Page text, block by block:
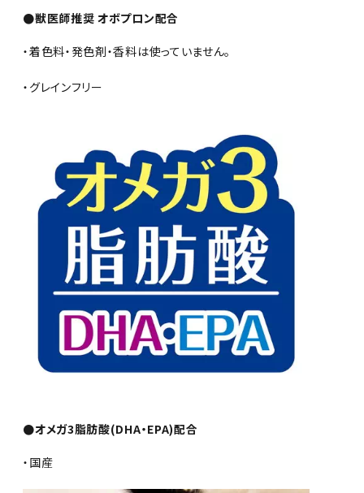
●獣医師推奨 オボプロン配合
・着色料・発色剤・香料は使っていません。
・グレインフリー
●オメガ3脂肪酸(DHA・EPA)配合
・国産